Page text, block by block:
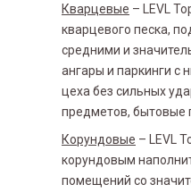
Кварцевые – LEVL
кварцевого песка,
средними и
ангары и паркинги с
цеха без сильных
предметов, бытовые
Корундовые – LEVL
корундовым
помещений со